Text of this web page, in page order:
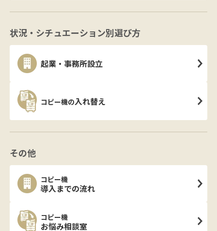
状況・シチュエーション別選び方
起業・事務所設立
コピー機の入れ替え
その他
コピー機
導入までの流れ
コピー機
お悩み相談室